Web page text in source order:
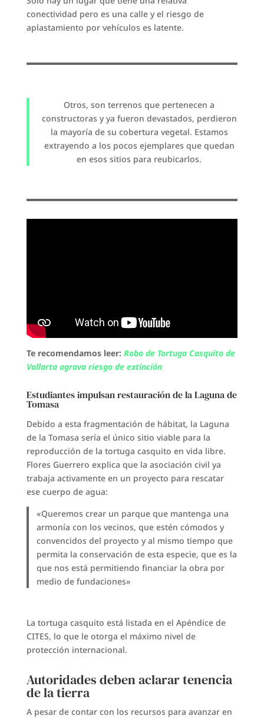
conectividad pero es una calle y el riesgo de
aplastamiento por vehículos es latente.
Otros, son terrenos que pertenecen a
constructoras y ya fueron devastados, perdieron
la mayoría de su cobertura vegetal. Estamos
extrayendo a los pocos ejemplares que quedan
en esos sitios para reubicarlos.
Te recomendamos leer: Robo de Tortuga Casquito de
Vallarta agrava riesgo de extinción
Estudiantes impulsan restauración de la Laguna de
Tomasa
Debido a esta fragmentación de hábitat, la Laguna
de la Tomasa sería el único sitio viable para la
reproducción de la tortuga casquito en vida libre.
Flores Guerrero explica que la asociación civil ya
trabaja activamente en un proyecto para rescatar
ese cuerpo de agua:
«Queremos crear un parque que mantenga una
armonía con los vecinos, que estén cómodos y
convencidos del proyecto y al mismo tiempo que
permita la conservación de esta especie, que es la
que nos está permitiendo financiar la obra por
medio de fundaciones»
La tortuga casquito está listada en el Apéndice de
CITES, lo que le otorga el máximo nivel de
protección internacional.
Autoridades deben aclarar tenencia
de la tierra
A pesar de contar con los recursos para avanzar en